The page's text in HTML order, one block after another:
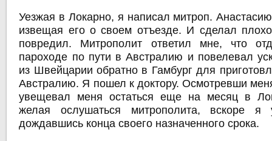
Уезжая в Локарно, я написал митроп.
извещая его о своем отъезде. И сделал
повредил. Митрополит ответил мне, что
пароходе по пути в Австралию и повелевал
из Швейцарии обратно в Гамбург для
Австралию. Я пошел к доктору. Осмотревши
увещевал меня остаться еще на месяц в
желая ослушаться митрополита, вскоре я
дождавшись конца своего назначенного срока.